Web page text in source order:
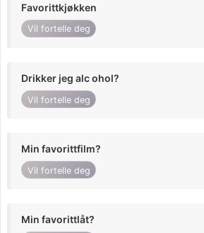
Favorittkjøkken
Vil fortelle deg
Drikker jeg alc ohol?
Vil fortelle deg
Min favorittfilm?
Vil fortelle deg
Min favorittlåt?